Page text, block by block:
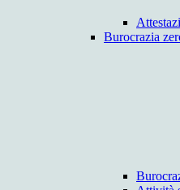
Burocrazia